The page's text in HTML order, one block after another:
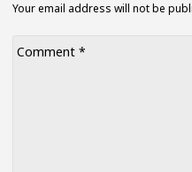
Your email address will not be
Comment